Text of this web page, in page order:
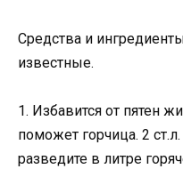
Средства и
известные.
1. Избавится от пятен
поможет горчица. 2
разведите в литре